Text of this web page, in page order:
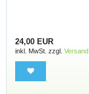
24,00 EUR
inkl. MwSt. zzgl. Versand